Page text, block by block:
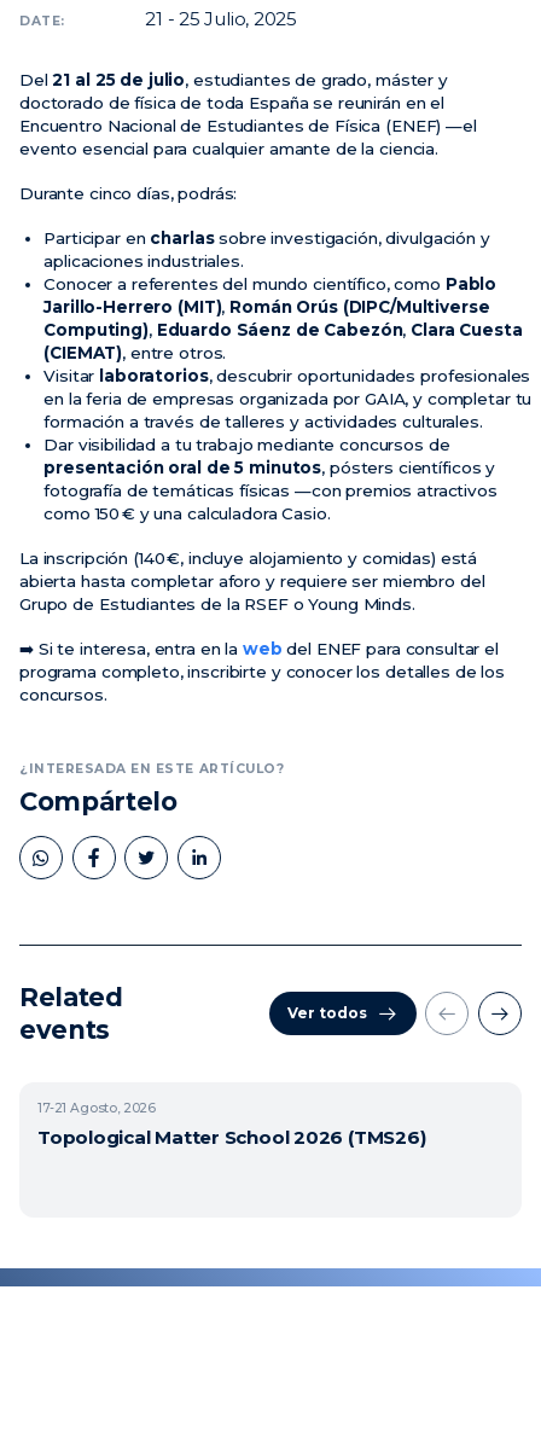
DATE: 21 - 25Julio, 2025
Del21 al 25 de julio, estudiantes de grado, máster y
doctorado de física de toda España se reunirán en el
Encuentro Nacional de Estudiantes de Física (ENEF) —el
evento esencial para cualquier amante de la ciencia.
Durante cinco días, podrás:
Participar en charlassobre investigación, divulgación y
aplicaciones industriales.
Conocer a referentes del mundo científico, como Pablo
Jarillo-Herrero (MIT), Román Orús (DIPC/Multiverse
Computing), Eduardo Sáenz de Cabezón, Clara Cuesta
(CIEMAT), entre otros.
Visitar laboratorios, descubrir oportunidades profesionales
en la feria de empresas organizada por GAIA, y completar tu
formación a través de talleres y actividades culturales.
Dar visibilidad a tu trabajo mediante concursos de
presentación oral de 5 minutos, pósters científicos y
fotografía de temáticas físicas —con premios atractivos
como 150 € y una calculadora Casio.
La inscripción (140 €, incluye alojamiento y comidas) está
abierta hasta completar aforo y requiere ser miembro del
Grupo de Estudiantes de la RSEF o Young Minds.
➡️ Si te interesa, entra en la web del ENEF para consultar el
programa completo, inscribirte y conocer los detalles de los
concursos.
¿INTERESADA EN ESTE ARTÍCULO?
Compártelo
Related
events
Ver todos
17-21Agosto, 2026
Topological Matter School 2026 (TMS26)